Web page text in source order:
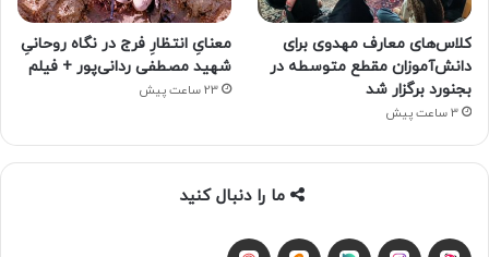
کلاس‌های معارف مهدوی برای
دانش‌آموزان مقطع متوسطه در
بجنورد برگزار شد
3 ساعت پیش
معنایِ انتظارِ فرج در نگاه روحانیِ
شهید مصطفی ردانی‌پور + فیلم
23 ساعت پیش
ما را دنبال کنید